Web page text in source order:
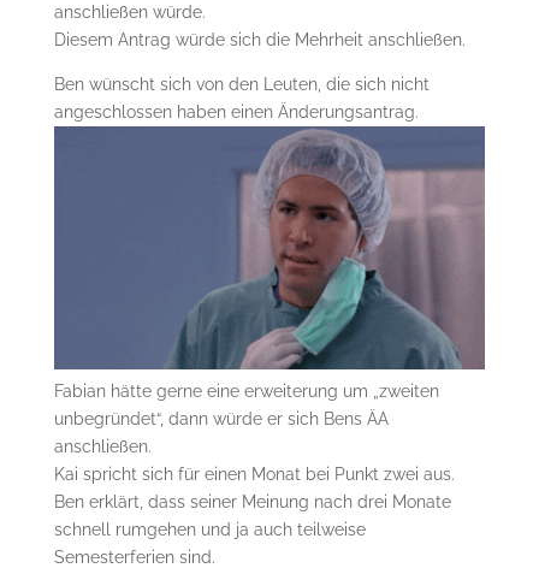
anschließen würde.
Diesem Antrag würde sich die Mehrheit anschließen.
Ben wünscht sich von den Leuten, die sich nicht
angeschlossen haben einen Änderungsantrag.
Fabian hätte gerne eine erweiterung um „zweiten
unbegründet“, dann würde er sich Bens ÄA
anschließen.
Kai spricht sich für einen Monat bei Punkt zwei aus.
Ben erklärt, dass seiner Meinung nach drei Monate
schnell rumgehen und ja auch teilweise
Semesterferien sind.